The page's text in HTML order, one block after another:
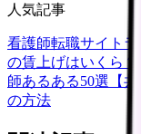
人気記事
看護師転職サイトラ
の賃上げはいくら
師あるある50選【共
の方法